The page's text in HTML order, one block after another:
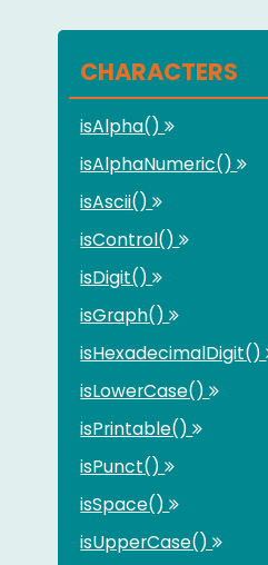
CHARACTERS
isAlpha()
isAlphaNumeric()
isAscii()
isControl()
isDigit()
isGraph()
isHexadecimalDigit()
isLowerCase()
isPrintable()
isPunct()
isSpace()
isUpperCase()